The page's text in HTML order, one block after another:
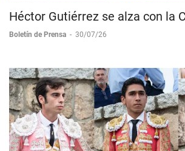
Héctor Gutiérrez se alza con la
Boletín de Prensa - 30/07/26